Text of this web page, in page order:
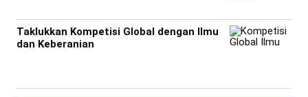
Taklukkan Kompetisi Global dengan Ilmu
dan Keberanian